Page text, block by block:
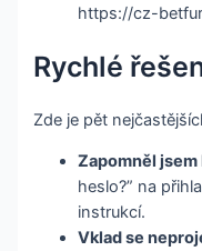
https://cz-
Rychlé
Zde je pět
Zapomněl jsem
heslo?” na
instrukcí.
Vklad se